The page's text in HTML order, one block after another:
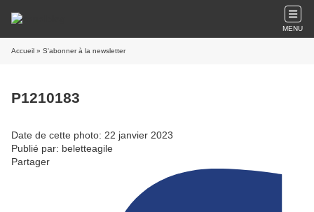
MENU
Accueil » S'abonner à la newsletter
P1210183
Date de cette photo: 22 janvier 2023
Publié par: beletteagile
Partager